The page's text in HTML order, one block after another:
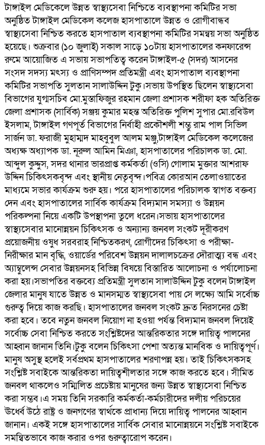
টাঙ্গাইল মেডিকেলে উন্নত স্বাস্থ্যসেবা নিশ্চিতে ব্যবস্থাপনা কমিটির সভা
অনুষ্ঠিত টাঙ্গাইল মেডিকেল কলেজ হাসপাতালে উন্নত ও রোগীবান্ধব
স্বাস্থ্যসেবা নিশ্চিত করতে হাসপাতাল ব্যবস্থাপনা কমিটির সমন্বয় সভা অনুষ্ঠিত
হয়েছে। শুক্রবার (১০ জুলাই) সকাল সাড়ে ১০টায় হাসপাতালের কনফারেন্স
রুমে আয়োজিত এ সভায় সভাপতিত্ব করেন টাঙ্গাইল-৫ (সদর) আসনের
সংসদ সদস্য মৎস্য ও প্রাণিসম্পদ প্রতিমন্ত্রী এবং হাসপাতাল ব্যবস্থাপনা
কমিটির সভাপতি সুলতান সালাউদ্দিন টুকু।সভায় উপস্থিত ছিলেন স্বাস্থ্যসেবা
বিভাগের যুগ্মসচিব মো.মুস্তাফিজুর রহমান জেলা প্রশাসক শরীফা হক অতিরিক্ত
জেলা প্রশাসক (সার্বিক) সঞ্জয় কুমার মহন্ত অতিরিক্ত পুলিশ সুপার মো.রবিউল
ইসলাম, টাঙ্গাইল গণপূর্ত বিভাগের নির্বাহী প্রকৌশলী শম্ভু রাম পাল সিভিল
সার্জন ডা. ফরাজী মুহাম্মদ মাহবুবুল আলম মঞ্জু,টাঙ্গাইল মেডিকেল কলেজের
অধ্যক্ষ অধ্যাপক ডা. নূরুল আমিন মিঞা, হাসপাতালের পরিচালক ডা. মো.
আব্দুল কুদ্দুস, সদর থানার ভারপ্রাপ্ত কর্মকর্তা (ওসি) গোলাম মুক্তার আশরাফ
উদ্দিন চিকিৎসকবৃন্দ এবং স্থানীয় নেতৃবৃন্দ।পবিত্র কোরআন তেলাওয়াতের
মাধ্যমে সভার কার্যক্রম শুরু হয়। পরে হাসপাতালের পরিচালক স্বাগত বক্তব্য
দেন এবং হাসপাতালের সার্বিক কার্যক্রম বিদ্যমান সমস্যা ও উন্নয়ন
পরিকল্পনা নিয়ে একটি উপস্থাপনা তুলে ধরেন।সভায় হাসপাতালের
স্বাস্থ্যসেবার মানোন্নয়ন চিকিৎসক ও অন্যান্য জনবল সংকট দূরীকরণ
প্রয়োজনীয় ওষুধ সরবরাহ নিশ্চিতকরণ, রোগীদের চিকিৎসা ও পরীক্ষা-
নিরীক্ষার মান বৃদ্ধি, ওয়ার্ডের পরিবেশ উন্নয়ন দালালচক্রের দৌরাত্ম্য বন্ধ এবং
অ্যাম্বুলেন্স সেবার উন্নয়নসহ বিভিন্ন বিষয়ে বিস্তারিত আলোচনা ও পর্যালোচনা
করা হয়।সভাপতির বক্তব্যে প্রতিমন্ত্রী সুলতান সালাউদ্দিন টুকু বলেন টাঙ্গাইল
জেলার মানুষ যাতে উন্নত ও মানসম্মত স্বাস্থ্যসেবা পায় সে লক্ষ্যে আমি সর্বোচ্চ
গুরুত্ব দিয়ে কাজ করছি। হাসপাতালের জনবল সংকট দ্রুত নিরসনের চেষ্টা
করা হবে। তবে নতুন জনবল নিয়োগ না হওয়া পর্যন্ত বিদ্যমান জনবল দিয়েই
সর্বোচ্চ সেবা নিশ্চিত করতে সংশ্লিষ্টদের আন্তরিকতার সঙ্গে দায়িত্ব পালনের
আহ্বান জানান তিনি।টুকু বলেন চিকিৎসা পেশা অত্যন্ত মানবিক ও দায়িত্বপূর্ণ।
মানুষ অসুস্থ হলেই সর্বপ্রথম হাসপাতালের শরণাপন্ন হয়। তাই চিকিৎসকসহ
সংশ্লিষ্ট সবাইকে আন্তরিকতা দায়িত্বশীলতার সঙ্গে কাজ করতে হবে। সীমিত
জনবল থাকলেও সম্মিলিত প্রচেষ্টায় মানুষের জন্য উন্নত স্বাস্থ্যসেবা নিশ্চিত
করা সম্ভব।এ সময় তিনি সরকারি কর্মকর্তা-কর্মচারীদের দলীয় পরিচয়ের
ঊর্ধ্বে উঠে রাষ্ট্র ও জনগণের স্বার্থকে প্রাধান্য দিয়ে দায়িত্ব পালনের আহ্বান
জানান। একই সঙ্গে হাসপাতালের সার্বিক সেবার মানোন্নয়নে সংশ্লিষ্ট সবাইকে
সমন্বিতভাবে কাজ করার ওপর গুরুত্বারোপ করেন।